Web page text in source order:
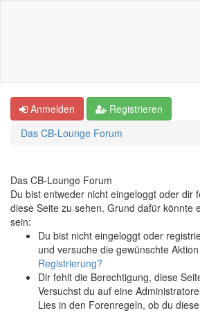
Das CB-Lounge Forum
Das CB-Lounge Forum
sein:
Du bist nicht eingeloggt oder
und versuche die gewünschte
Registrierung?
Dir fehlt die Berechtigung, diese
Versuchst du auf eine
Lies in den Forenregeln, ob du diese
darfst.
Dein Account könnte durch den
worden sein oder wartet auf